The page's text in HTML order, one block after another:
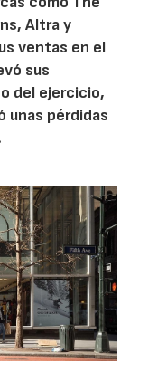
Altra y
ventas en el
sus
del ejercicio,
unas pérdidas